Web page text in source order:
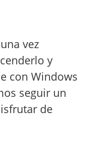
vez
y
con Windows
seguir un
de